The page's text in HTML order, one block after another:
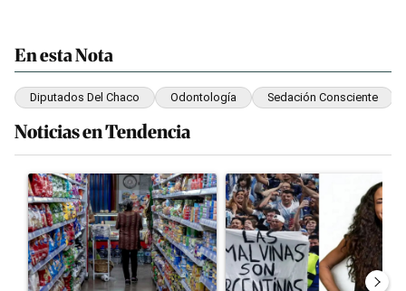
En esta Nota
Diputados Del Chaco Odontología Sedación Consciente
Noticias en Tendencia
Este listado muestra los artículos con más comentarios en los
Un artículo de tendencia con el título "La inflación en CABA
Un artículo de tendencia con